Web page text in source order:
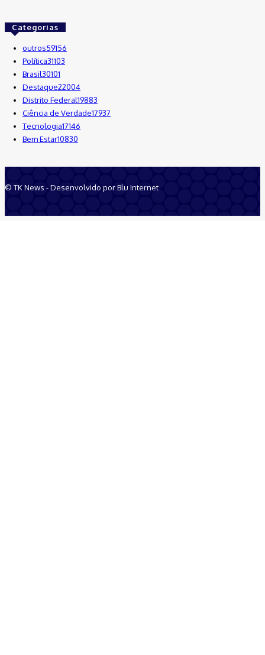
Categorias
outros59156
Política31103
Brasil30101
Destaque22004
Distrito Federal19883
Ciência de Verdade17937
Tecnologia17146
Bem Estar10830
© TK News - Desenvolvido por Blu Internet